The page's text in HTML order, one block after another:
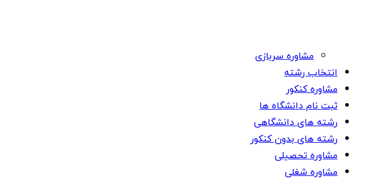
مشاوره سربازی
انتخاب رشته
مشاوره کنکور
ثبت نام دانشگاه ها
رشته های دانشگاهی
رشته های بدون کنکور
مشاوره تحصیلی
مشاوره شغلی